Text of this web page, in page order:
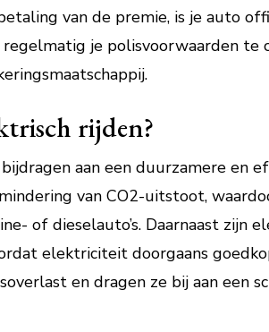
van de premie, is je auto
je polisvoorwaarden te
rijden?
aan een duurzamere en
van CO2-uitstoot,
of dieselauto’s. Daarnaast zijn
elektriciteit doorgaans
en dragen ze bij aan een